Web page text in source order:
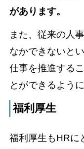
があります。
また、従来の人
なかできないと
仕事を推進する
とができるよう
福利厚生
福利厚生もHRに